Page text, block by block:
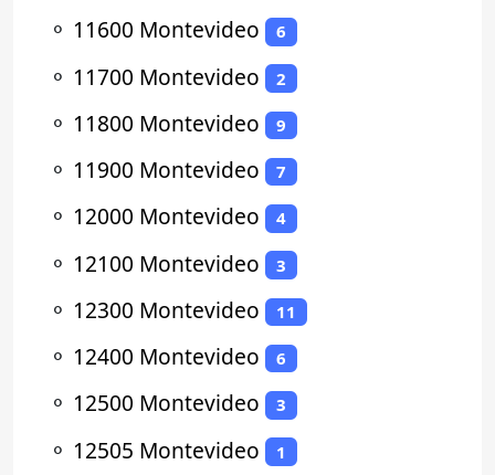
⚬ 11600 Montevideo 6
⚬ 11700 Montevideo 2
⚬ 11800 Montevideo 9
⚬ 11900 Montevideo 7
⚬ 12000 Montevideo 4
⚬ 12100 Montevideo 3
⚬ 12300 Montevideo 11
⚬ 12400 Montevideo 6
⚬ 12500 Montevideo 3
⚬ 12505 Montevideo 1